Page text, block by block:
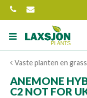
Ga
naar
content
Vaste planten en
ANEMONE
C2 NOT FOR